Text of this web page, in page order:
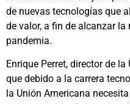
de nuevas tecnologías que
de valor, a fin de alcanzar
pandemia.
Enrique Perret, director de
que debido a la carrera
la Unión Americana